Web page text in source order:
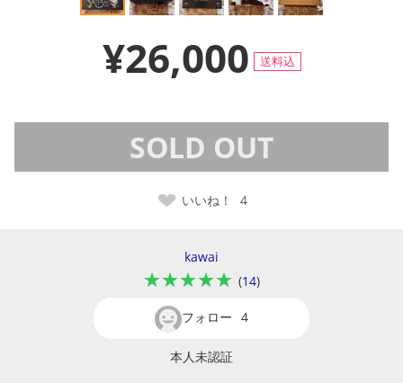
¥26,000 送料込
SOLD OUT
いいね！ 4
kawai
★★★★★ (14)
フォロー 4
本人未認証